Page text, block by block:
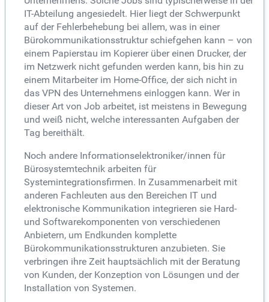
IT-Abteilung angesiedelt. Hier liegt der Schwerpunkt
auf der Fehlerbehebung bei allem, was in einer
Bürokommunikationsstruktur schiefgehen kann – von
einem Papierstau im Kopierer über einen Drucker, der
im Netzwerk nicht gefunden werden kann, bis hin zu
einem Mitarbeiter im Home-Office, der sich nicht in
das VPN des Unternehmens einloggen kann. Wer in
dieser Art von Job arbeitet, ist meistens in Bewegung
und weiß nicht, welche interessanten Aufgaben der
Tag bereithält.
Noch andere Informationselektroniker/innen für
Bürosystemtechnik arbeiten für
Systemintegrationsfirmen. In Zusammenarbeit mit
anderen Fachleuten aus den Bereichen IT und
elektronische Kommunikation integrieren sie Hard-
und Softwarekomponenten von verschiedenen
Anbietern, um Endkunden komplette
Bürokommunikationsstrukturen anzubieten. Sie
verbringen ihre Zeit hauptsächlich mit der Beratung
von Kunden, der Konzeption von Lösungen und der
Installation von Systemen.